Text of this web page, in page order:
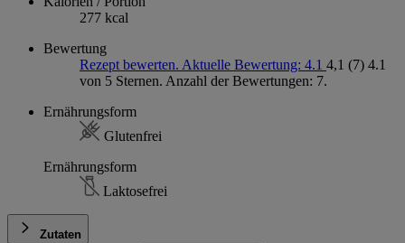
277 kcal
Bewertung
Rezept bewerten. Aktuelle Bewertung: 4.1 4,1 (7) 4.1
von 5 Sternen. Anzahl der Bewertungen: 7.
Ernährungsform
Glutenfrei
Ernährungsform
Laktosefrei
Zutaten